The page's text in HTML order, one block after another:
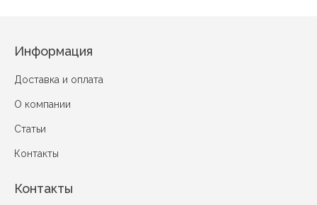
Информация
Доставка и оплата
О компании
Статьи
Контакты
Контакты